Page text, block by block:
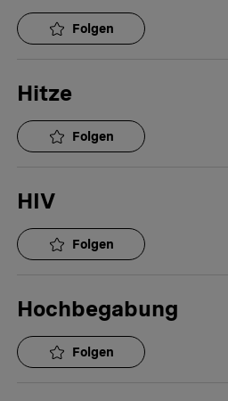
Folgen
Hitze
Folgen
HIV
Folgen
Hochbegabung
Folgen